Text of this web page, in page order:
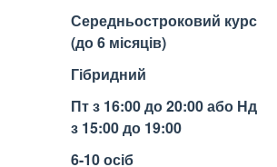
Середньостроковий курс
(до 6 місяців)
Гібридний
Пт з 16:00 до 20:00 або Нд
з 15:00 до 19:00
6-10 осіб